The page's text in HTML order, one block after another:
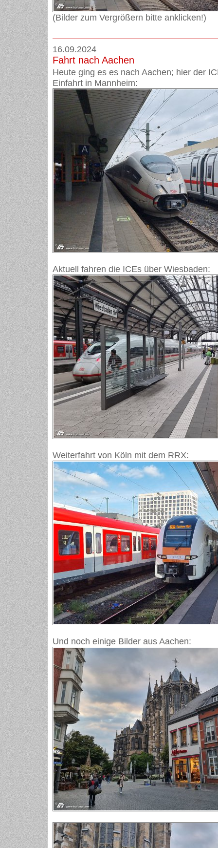
(Bilder zum Vergrößern bitte anklicken!)
16.09.2024
Fahrt nach Aachen
Heute ging es es nach Aachen; hier der
Einfahrt in Mannheim:
Aktuell fahren die ICEs über Wiesbaden:
Weiterfahrt von Köln mit dem RRX:
Und noch einige Bilder aus Aachen: